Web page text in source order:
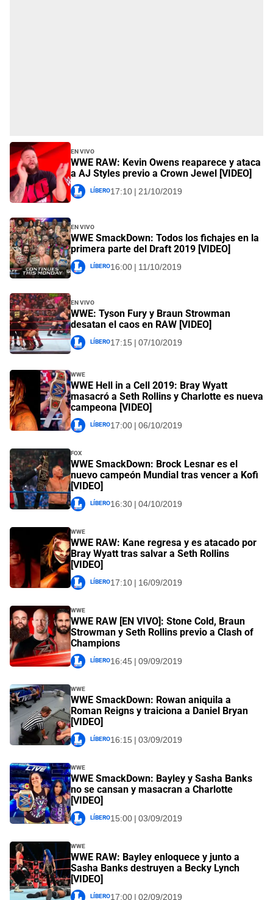
En vivo
WWE RAW: Kevin Owens reaparece y ataca
a AJ Styles previo a Crown Jewel [VIDEO]
Líbero17:10 | 21/10/2019
En vivo
WWE SmackDown: Todos los fichajes en la
primera parte del Draft 2019 [VIDEO]
Líbero16:00 | 11/10/2019
En vivo
WWE: Tyson Fury y Braun Strowman
desatan el caos en RAW [VIDEO]
Líbero17:15 | 07/10/2019
WWE
WWE Hell in a Cell 2019: Bray Wyatt
masacró a Seth Rollins y Charlotte es nueva
campeona [VIDEO]
Líbero17:00 | 06/10/2019
Fox
WWE SmackDown: Brock Lesnar es el
nuevo campeón Mundial tras vencer a Kofi
[VIDEO]
Líbero16:30 | 04/10/2019
WWE
WWE RAW: Kane regresa y es atacado por
Bray Wyatt tras salvar a Seth Rollins
[VIDEO]
Líbero17:10 | 16/09/2019
WWE
WWE RAW [EN VIVO]: Stone Cold, Braun
Strowman y Seth Rollins previo a Clash of
Champions
Líbero16:45 | 09/09/2019
WWE
WWE SmackDown: Rowan aniquila a
Roman Reigns y traiciona a Daniel Bryan
[VIDEO]
Líbero16:15 | 03/09/2019
WWE
WWE SmackDown: Bayley y Sasha Banks
no se cansan y masacran a Charlotte
[VIDEO]
Líbero15:00 | 03/09/2019
WWE
WWE RAW: Bayley enloquece y junto a
Sasha Banks destruyen a Becky Lynch
[VIDEO]
Líbero17:00 | 02/09/2019